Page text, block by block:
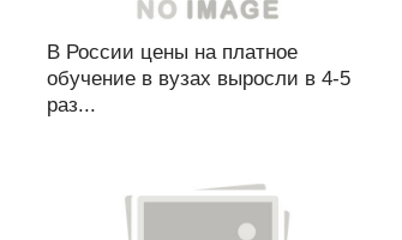
В России цены на платное
обучение в вузах выросли в 4-5
раз...